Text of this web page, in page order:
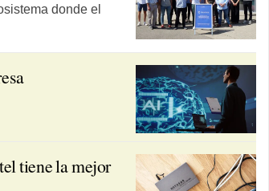
donde el
tiene la mejor